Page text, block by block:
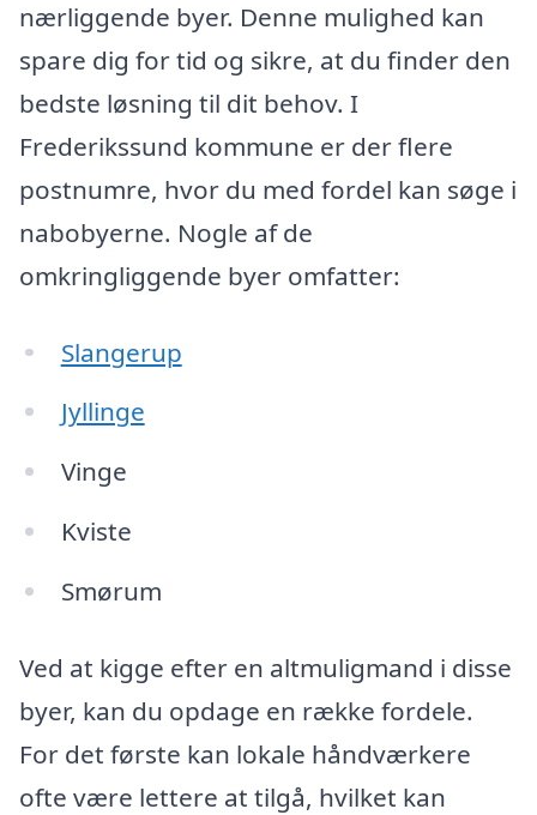
nærliggende byer. Denne mulighed kan
spare dig for tid og sikre, at du finder den
bedste løsning til dit behov. I
Frederikssund kommune er der flere
postnumre, hvor du med fordel kan søge i
nabobyerne. Nogle af de
omkringliggende byer omfatter:
Slangerup
Jyllinge
Vinge
Kviste
Smørum
Ved at kigge efter en altmuligmand i disse
byer, kan du opdage en række fordele.
For det første kan lokale håndværkere
ofte være lettere at tilgå, hvilket kan